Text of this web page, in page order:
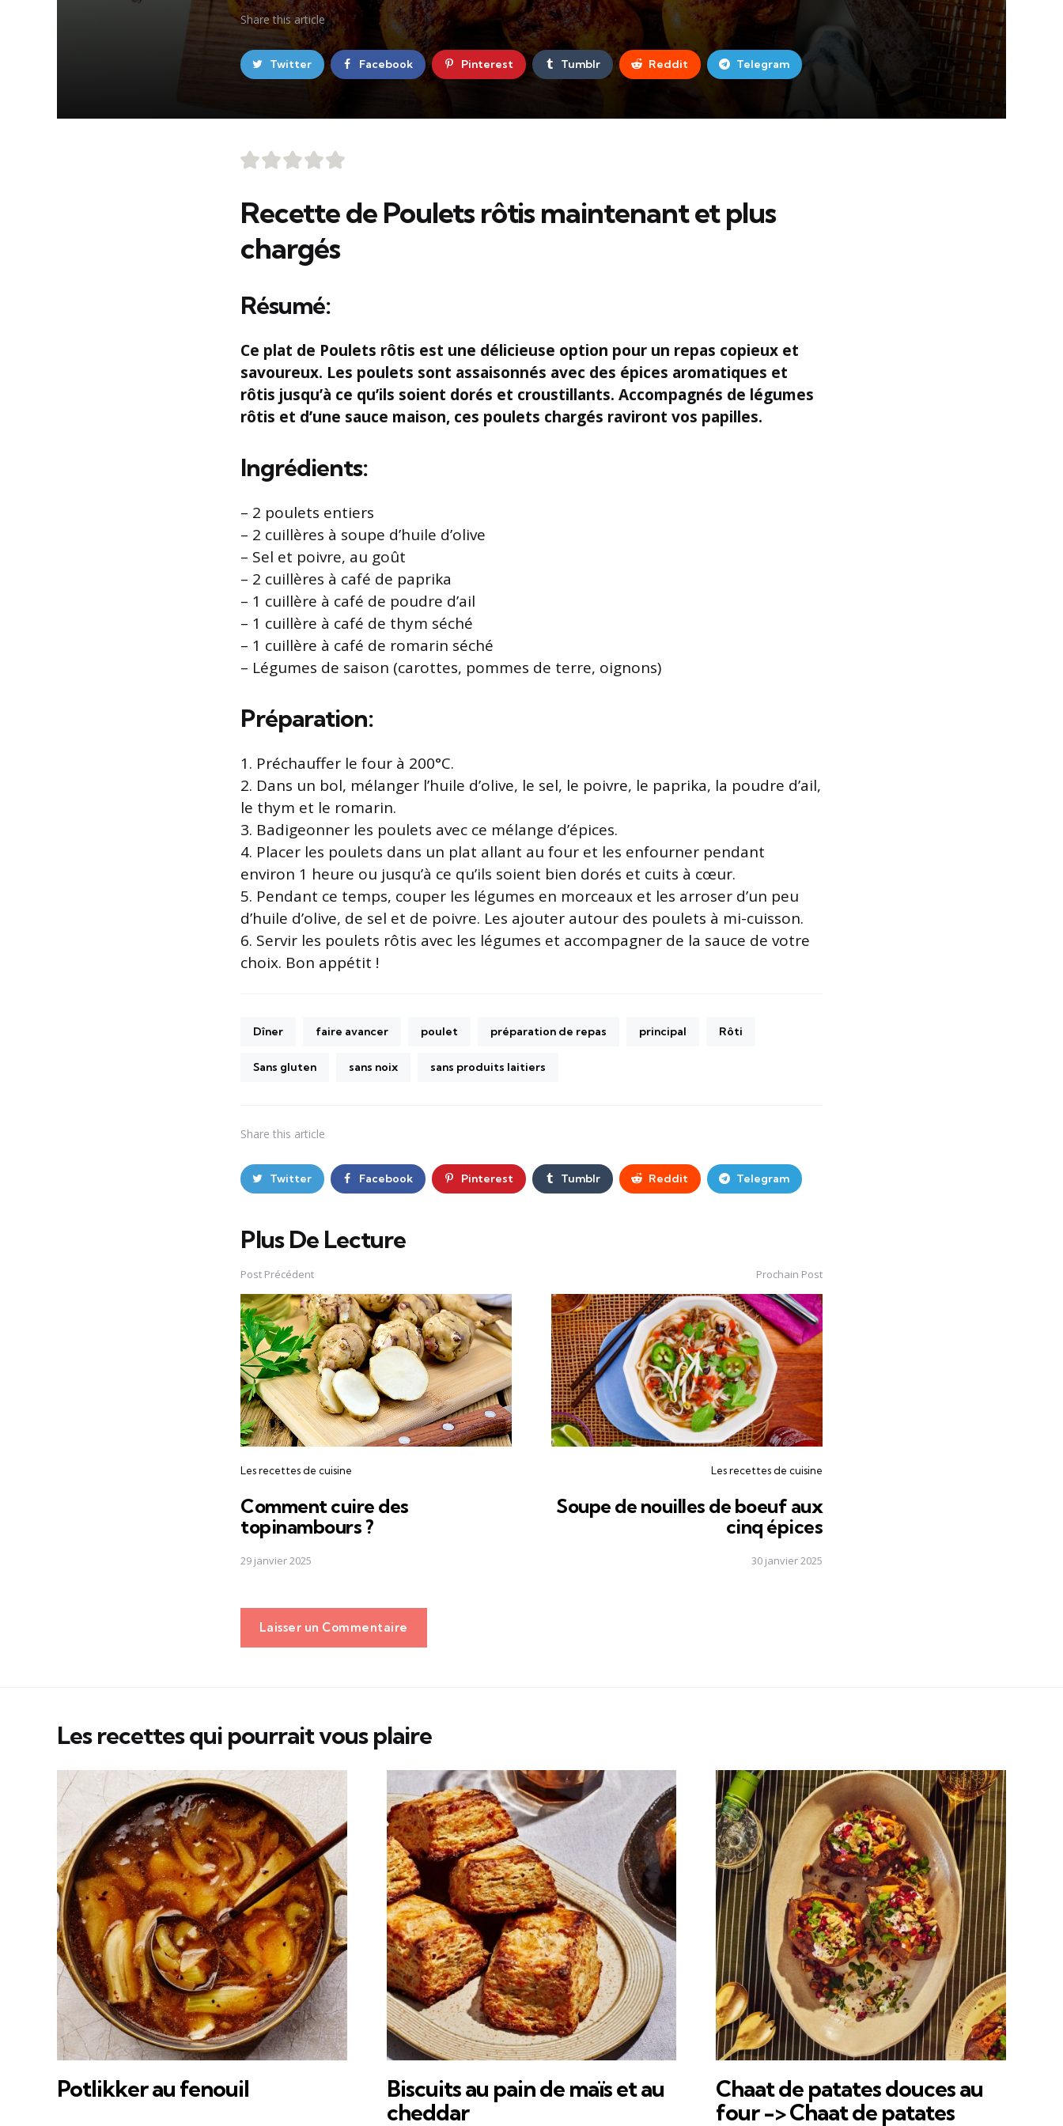
Share this article
Twitter Facebook Pinterest Tumblr Reddit Telegram
Recette de Poulets rôtis maintenant et plus
chargés
Résumé:
Ce plat de Poulets rôtis est une délicieuse option pour un repas copieux et
savoureux. Les poulets sont assaisonnés avec des épices aromatiques et
rôtis jusqu’à ce qu’ils soient dorés et croustillants. Accompagnés de légumes
rôtis et d’une sauce maison, ces poulets chargés raviront vos papilles.
Ingrédients:
– 2 poulets entiers
– 2 cuillères à soupe d’huile d’olive
– Sel et poivre, au goût
– 2 cuillères à café de paprika
– 1 cuillère à café de poudre d’ail
– 1 cuillère à café de thym séché
– 1 cuillère à café de romarin séché
– Légumes de saison (carottes, pommes de terre, oignons)
Préparation:
1. Préchauffer le four à 200°C.
2. Dans un bol, mélanger l’huile d’olive, le sel, le poivre, le paprika, la poudre d’ail,
le thym et le romarin.
3. Badigeonner les poulets avec ce mélange d’épices.
4. Placer les poulets dans un plat allant au four et les enfourner pendant
environ 1 heure ou jusqu’à ce qu’ils soient bien dorés et cuits à cœur.
5. Pendant ce temps, couper les légumes en morceaux et les arroser d’un peu
d’huile d’olive, de sel et de poivre. Les ajouter autour des poulets à mi-cuisson.
6. Servir les poulets rôtis avec les légumes et accompagner de la sauce de votre
choix. Bon appétit !
Dîner faire avancer poulet préparation de repas principal Rôti
Sans gluten sans noix sans produits laitiers
Share this article
Twitter Facebook Pinterest Tumblr Reddit Telegram
Plus De Lecture
Post
navigation
Post Précédent
Les recettes de cuisine
Comment cuire des
topinambours ?
29 janvier 2025
Prochain Post
Les recettes de cuisine
Soupe de nouilles de boeuf aux
cinq épices
30 janvier 2025
Laisser un Commentaire
Les recettes qui pourrait vous plaire
Potlikker au fenouil
Biscuits au pain de maïs et au
cheddar
Chaat de patates douces au
four -> Chaat de patates